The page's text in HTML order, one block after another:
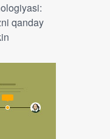
qanday